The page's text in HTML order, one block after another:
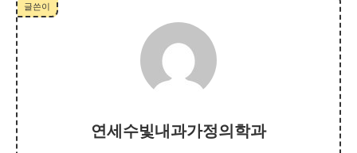
글쓴이
연세수빛내과가정의학과